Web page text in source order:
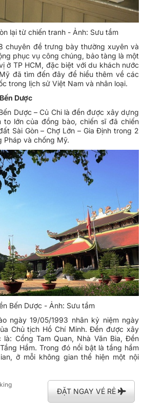
lại từ chiến tranh - Ảnh: Sưu tầm
chuyên đề trưng bày thường xuyên và
phục vụ công chúng, bảo tàng là một
ở TP HCM, đặc biệt với du khách nước
đã tìm đến đây để hiểu thêm về các
trong lịch sử Việt Nam và nhân loại.
Dược
Dược – Củ Chi là đền được xây dựng
lớn của đồng bào, chiến sĩ đã chiến
Sài Gòn – Chợ Lớn – Gia Định trong 2
Pháp và chống Mỹ.
Bến Dược - Ảnh: Sưu tầm
ngày 19/05/1993 nhân kỷ niệm ngày
Chủ tịch Hồ Chí Minh. Đền được xây
Cổng Tam Quan, Nhà Văn Bia, Đền
Hầm. Trong đó nổi bật là tầng hầm
ở mỗi không gian thể hiện một nội
ĐẶT NGAY VÉ RẺ